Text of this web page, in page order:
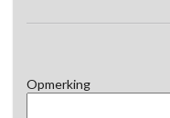
Opmerking